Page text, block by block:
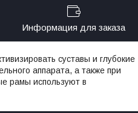
Информация для заказа
суставы и глубокие
аппарата, а также при
рамы используют в